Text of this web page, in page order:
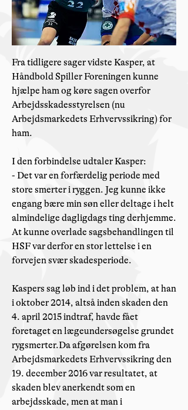
Fra tidligere sager vidste Kasper, at
Håndbold Spiller Foreningen kunne
hjælpe ham og køre sagen overfor
Arbejdsskadesstyrelsen (nu
Arbejdsmarkedets Erhvervssikring) for
ham.
I den forbindelse udtaler Kasper:
- Det var en forfærdelig periode med
store smerter i ryggen. Jeg kunne ikke
engang bære min søn eller deltage i helt
almindelige dagligdags ting derhjemme.
At kunne overlade sagsbehandlingen til
HSF var derfor en stor lettelse i en
forvejen svær skadesperiode.
Kaspers sag løb ind i det problem, at han
i oktober 2014, altså inden skaden den
4. april 2015 indtraf, havde fået
foretaget en lægeundersøgelse grundet
rygsmerter.Da afgørelsen kom fra
Arbejdsmarkedets Erhvervssikring den
19. december 2016 var resultatet, at
skaden blev anerkendt som en
arbejdsskade, men at man i